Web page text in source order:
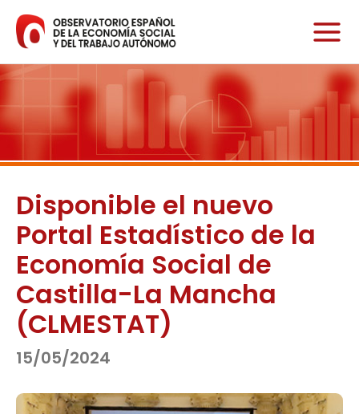
contenido
Disponible el nuevo
Portal Estadístico de la
Economía Social de
Castilla-La Mancha
(CLMESTAT)
15/05/2024